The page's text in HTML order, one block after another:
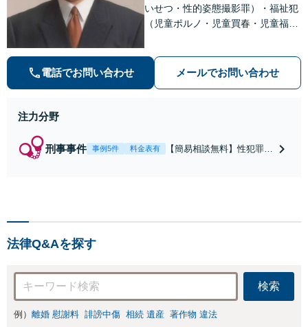
きの対処法、被害
者との示談交渉
いせつ・性的姿態撮影罪）・福祉犯
（児童ポルノ・児童買春・児童福祉
等）に非常に詳しい弁護士です
電話でお問い合わせ メールでお問い合わせ
注力分野
刑事事件 事例5件 料金表有
【簡易相談無料】性犯罪
法律Q&Aを探す
検索
例） 離婚 慰謝料 誹謗中傷 相続 遺産 著作物 違法